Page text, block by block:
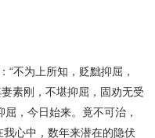
“不为上所知，贬黜抑屈，
素刚，不堪抑屈，固劝无受
屈，今日始来。竟不可治，
我心中，数年来潜在的隐伏